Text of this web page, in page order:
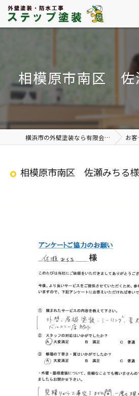
相模原市南区 佐
横浜市の外壁塗装なら有限会社ステップ塗装 お客様の声
相模原市南区 佐瀬みちる様